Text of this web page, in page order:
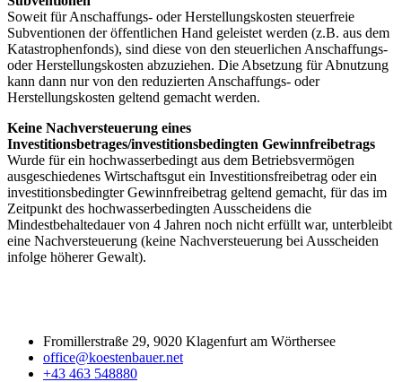
Soweit für Anschaffungs- oder Herstellungskosten steuerfreie
Subventionen der öffentlichen Hand geleistet werden (z.B. aus dem
Katastrophenfonds), sind diese von den steuerlichen Anschaffungs-
oder Herstellungskosten abzuziehen. Die Absetzung für Abnutzung
kann dann nur von den reduzierten Anschaffungs- oder
Herstellungskosten geltend gemacht werden.
Keine Nachversteuerung eines
Investitionsbetrages/investitionsbedingten Gewinnfreibetrags
Wurde für ein hochwasserbedingt aus dem Betriebsvermögen
ausgeschiedenes Wirtschaftsgut ein Investitionsfreibetrag oder ein
investitionsbedingter Gewinnfreibetrag geltend gemacht, für das im
Zeitpunkt des hochwasserbedingten Ausscheidens die
Mindestbehaltedauer von 4 Jahren noch nicht erfüllt war, unterbleibt
eine Nachversteuerung (keine Nachversteuerung bei Ausscheiden
infolge höherer Gewalt).
Fromillerstraße 29, 9020 Klagenfurt am Wörthersee
office@koestenbauer.net
+43 463 548880